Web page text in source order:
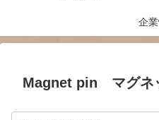
企
Magnet pin マグネ